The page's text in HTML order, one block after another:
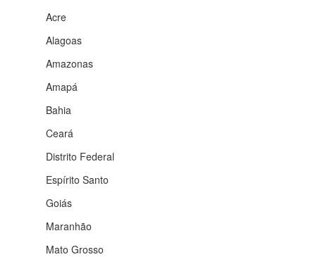
Acre
Alagoas
Amazonas
Amapá
Bahia
Ceará
Distrito Federal
Espírito Santo
Goiás
Maranhão
Mato Grosso